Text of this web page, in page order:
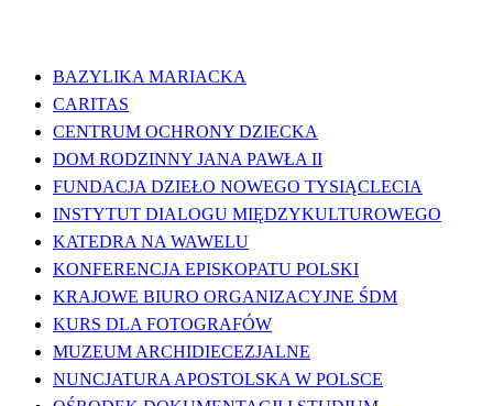
BAZYLIKA MARIACKA
CARITAS
CENTRUM OCHRONY DZIECKA
DOM RODZINNY JANA PAWŁA II
FUNDACJA DZIEŁO NOWEGO TYSIĄCLECIA
INSTYTUT DIALOGU MIĘDZYKULTUROWEGO
KATEDRA NA WAWELU
KONFERENCJA EPISKOPATU POLSKI
KRAJOWE BIURO ORGANIZACYJNE ŚDM
KURS DLA FOTOGRAFÓW
MUZEUM ARCHIDIECEZJALNE
NUNCJATURA APOSTOLSKA W POLSCE